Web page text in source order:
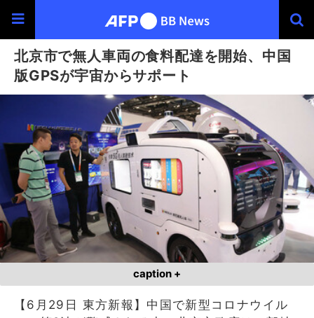
北京市で無人車両の食料配達を開始、中国
版GPSが宇宙からサポート
caption +
【6月29日 東方新報】中国で新型コロナウイル